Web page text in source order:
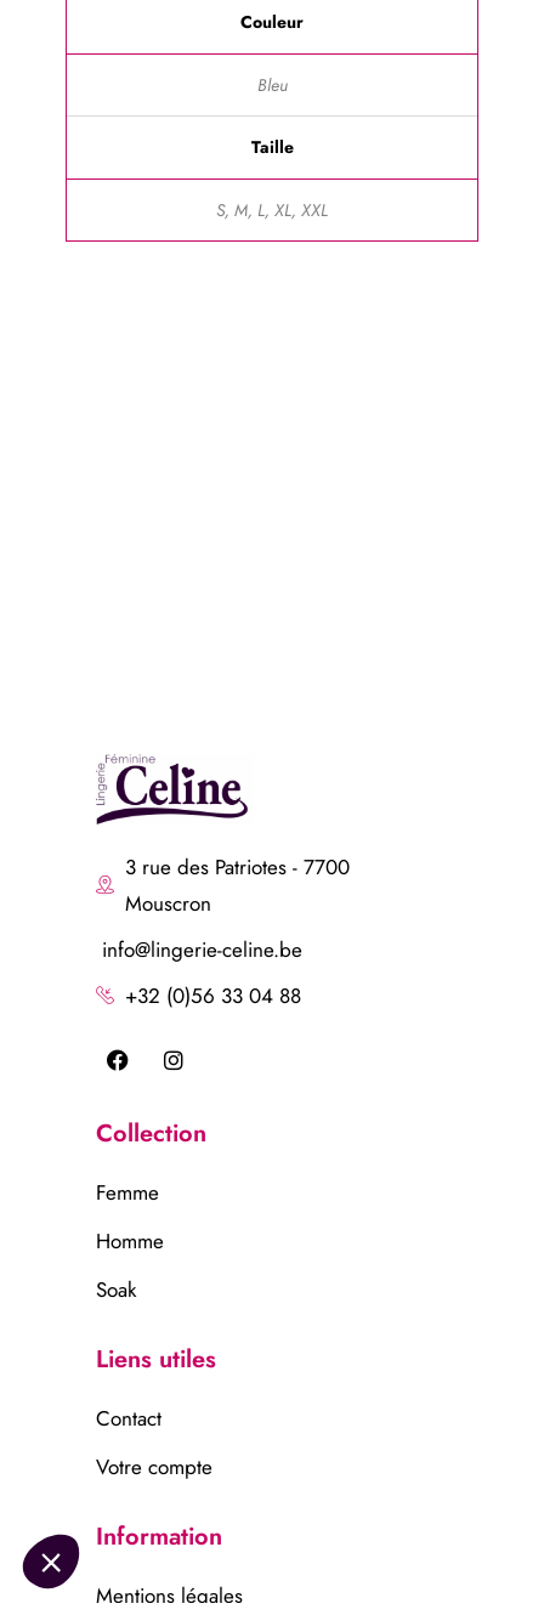
Couleur
Bleu
Taille
S, M, L, XL, XXL
3 rue des Patriotes - 7700
Mouscron
info@lingerie-celine.be
+32 (0)56 33 04 88
Collection
Femme
Homme
Soak
Liens utiles
Contact
Votre compte
Information
Mentions légales